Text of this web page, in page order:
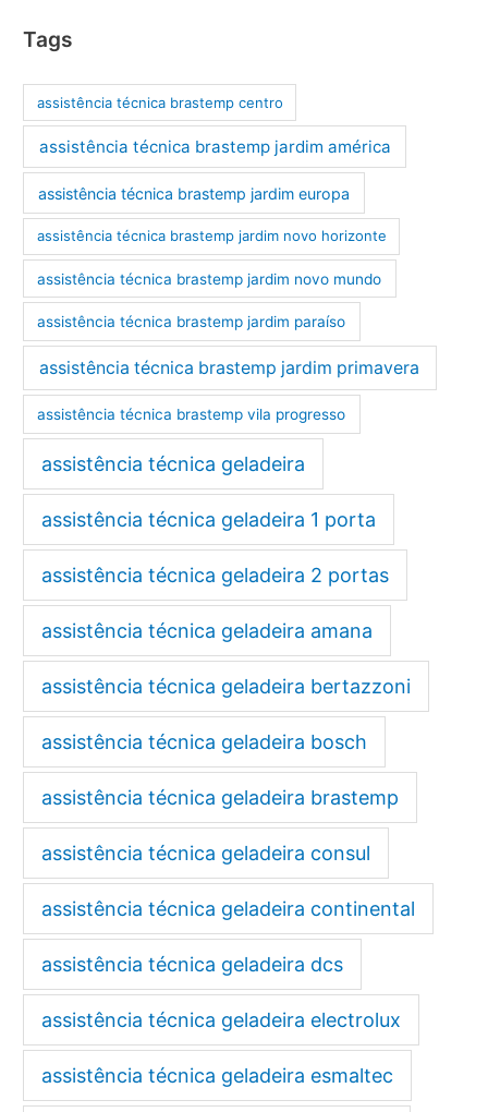
Tags
assistência técnica brastemp centro
assistência técnica brastemp jardim américa
assistência técnica brastemp jardim europa
assistência técnica brastemp jardim novo horizonte
assistência técnica brastemp jardim novo mundo
assistência técnica brastemp jardim paraíso
assistência técnica brastemp jardim primavera
assistência técnica brastemp vila progresso
assistência técnica geladeira
assistência técnica geladeira 1 porta
assistência técnica geladeira 2 portas
assistência técnica geladeira amana
assistência técnica geladeira bertazzoni
assistência técnica geladeira bosch
assistência técnica geladeira brastemp
assistência técnica geladeira consul
assistência técnica geladeira continental
assistência técnica geladeira dcs
assistência técnica geladeira electrolux
assistência técnica geladeira esmaltec